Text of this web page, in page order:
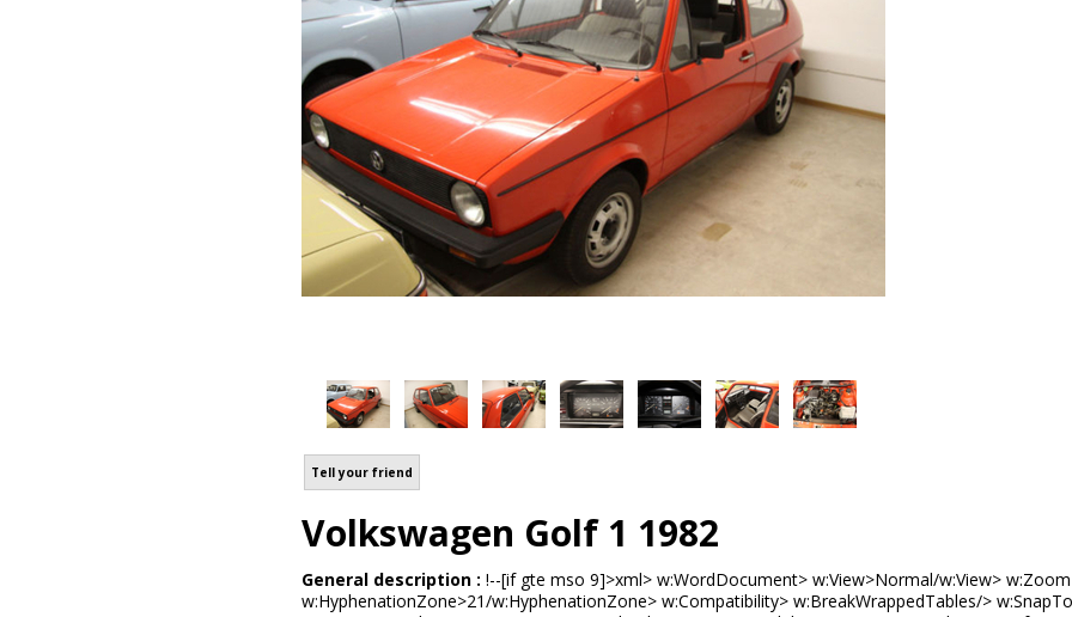
Tell your friend
Volkswagen Golf 1 1982
General description : !--[if gte mso 9]>xml> w:WordDocument> w:View>Normal/w:View>
w:HyphenationZone>21/w:HyphenationZone> w:Compatibility> w:BreakWrappedTables/>